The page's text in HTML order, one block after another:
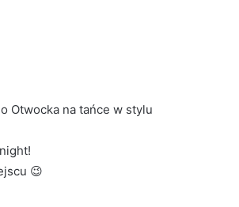
Otwocka na tańce w stylu
😉